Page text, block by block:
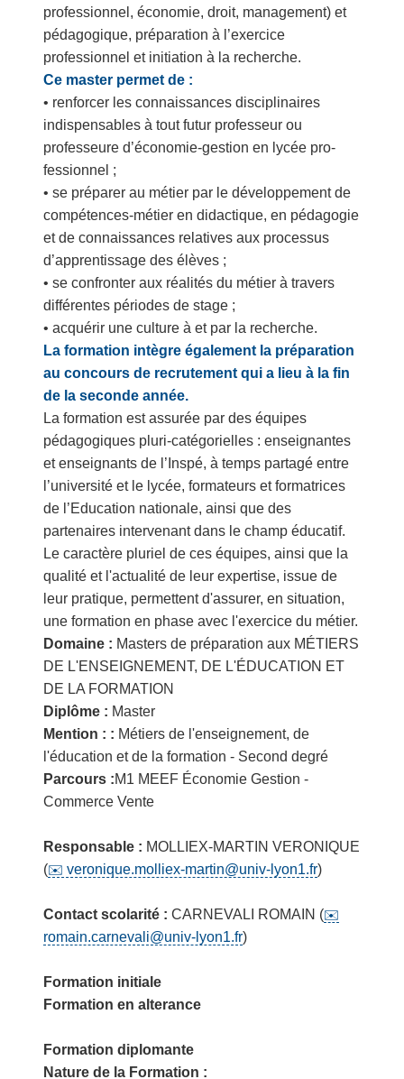
professionnel, économie, droit, mana­gement) et
pédagogique, préparation à l’exercice
professionnel et initiation à la recherche.
Ce master permet de :
• renforcer les connaissances disciplinaires
indispensables à tout futur professeur ou
professeure d’économie-gestion en lycée pro­
fessionnel ;
• se préparer au métier par le développement de
compétences-mé­tier en didactique, en pédagogie
et de connaissances relatives aux processus
d’apprentissage des élèves ;
• se confronter aux réalités du métier à travers
différentes périodes de stage ;
• acquérir une culture à et par la recherche.
La formation intègre également la préparation
au concours de recrutement qui a lieu à la fin
de la seconde année.
La formation est assurée par des équipes
pédagogiques pluri-caté­gorielles : enseignantes
et enseignants de l’Inspé, à temps partagé entre
l’université et le lycée, formateurs et formatrices
de l’Educa­tion nationale, ainsi que des
partenaires intervenant dans le champ éducatif.
Le caractère pluriel de ces équipes, ainsi que la
qualité et l'actualité de leur expertise, issue de
leur pratique, permettent d'assurer, en situation,
une formation en phase avec l'exercice du métier.
Domaine : Masters de préparation aux MÉTIERS
DE L'ENSEIGNEMENT, DE L'ÉDUCATION ET
DE LA FORMATION
Diplôme : Master
Mention : : Métiers de l'enseignement, de
l'éducation et de la formation - Second degré
Parcours :M1 MEEF Économie Gestion -
Commerce Vente
Responsable : MOLLIEX-MARTIN VERONIQUE
(
veronique.molliex-martin@univ-lyon1.fr)
Contact scolarité : CARNEVALI ROMAIN (
romain.carnevali@univ-lyon1.fr)
Formation initiale
Formation en alterance
Formation diplomante
Nature de la Formation :